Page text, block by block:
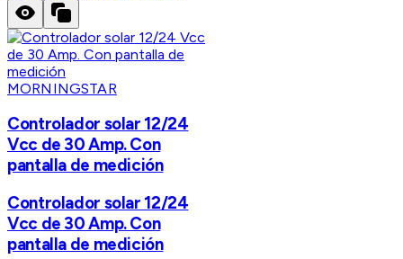
MORNINGSTAR
Controlador solar 12/24
Vcc de 30 Amp. Con
pantalla de medición
Controlador solar 12/24
Vcc de 30 Amp. Con
pantalla de medición